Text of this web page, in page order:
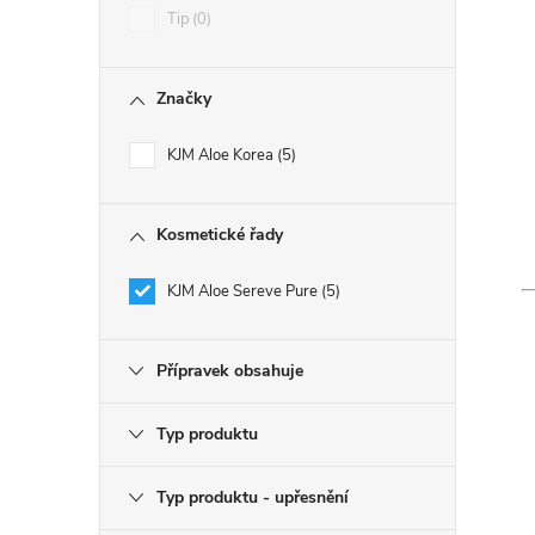
Tip 0
Značky
KJM Aloe Korea 5
Kosmetické řady
KJM Aloe Sereve Pure 5
Přípravek obsahuje
Typ produktu
Typ produktu - upřesnění